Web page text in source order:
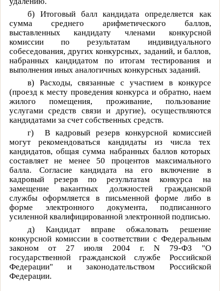
б)
Итоговый балл кандидата определяется как
сумма среднего арифметического баллов,
выставленных кандидату членами конкурсной
комиссии по результатам индивидуального
собеседования, других конкурсных, заданий, и баллов,
набранных кандидатом по итогам тестирования и
выполнения иных аналогичных конкурсных заданий.
в)
Расходы, связанные с участием в конкурсе
(проезд к месту проведения конкурса и обратно, наем
жилого помещения, проживание, пользование
услугами средств связи и другие), осуществляются
кандидатами за счет собственных средств.
г)
В кадровый резерв конкурсной комиссией
могут рекомендоваться кандидаты из числа тех
кандидатов, общая сумма набранных баллов которых
составляет не менее 50 процентов максимального
балла. Согласие кандидата на его включение в
кадровый резерв по результатам конкурса на
замещение вакантных должностей гражданской
службы оформляется в письменной форме либо в
форме электронного документа, подписанного
усиленной квалифицированной электронной подписью.
д)
Кандидат вправе обжаловать решение
конкурсной комиссии в соответствии с Федеральным
законом от 27 июля 2004 г.N 79-ФЗ "О
государственной гражданской службе Российской
Федерации" и законодательством Российской
Федерации.